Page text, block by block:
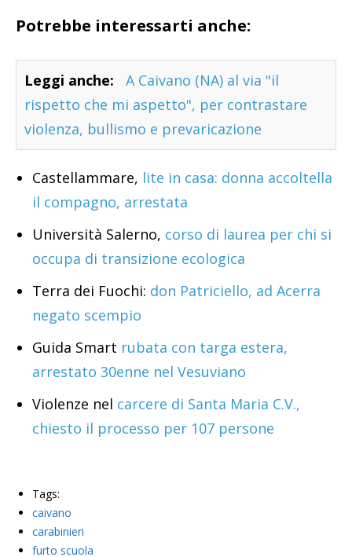
Potrebbe interessarti anche:
Leggi anche:
A Caivano (NA) al via "il
rispetto che mi aspetto", per contrastare
violenza, bullismo e prevaricazione
Castellammare, lite in casa: donna accoltella
il compagno, arrestata
Università Salerno, corso di laurea per chi si
occupa di transizione ecologica
Terra dei Fuochi: don Patriciello, ad Acerra
negato scempio
Guida Smart rubata con targa estera,
arrestato 30enne nel Vesuviano
Violenze nel carcere di Santa Maria C.V.,
chiesto il processo per 107 persone
Tags:
caivano
carabinieri
furto scuola